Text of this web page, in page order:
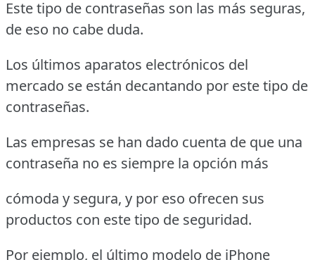
Este tipo de contraseñas son las más seguras,
de eso no cabe duda.
Los últimos aparatos electrónicos del
mercado se están decantando por este tipo de
contraseñas.
Las empresas se han dado cuenta de que una
contraseña no es siempre la opción más
cómoda y segura, y por eso ofrecen sus
productos con este tipo de seguridad.
Por ejemplo, el último modelo de iPhone